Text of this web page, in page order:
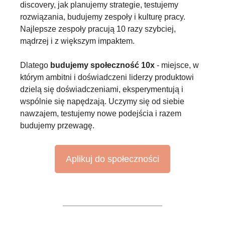
discovery, jak planujemy strategie, testujemy
rozwiązania, budujemy zespoły i kulturę pracy.
Najlepsze zespoły pracują 10 razy szybciej,
mądrzej i z większym impaktem.
Dlatego budujemy społeczność 10x - miejsce, w
którym ambitni i doświadczeni liderzy produktowi
dzielą się doświadczeniami, eksperymentują i
wspólnie się napędzają. Uczymy się od siebie
nawzajem, testujemy nowe podejścia i razem
budujemy przewagę.
Aplikuj do społeczności